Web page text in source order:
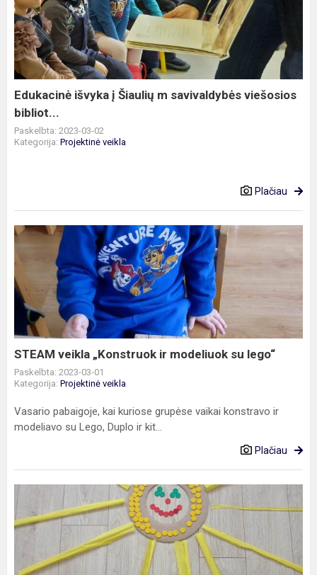
į
Šiaulių
m
savivaldybės
viešosios
bibliot...
Edukacinė išvyka į Šiaulių m savivaldybės viešosios
bibliot...
Paskelbta: 2023-03-02
Kategorija: Projektinė veikla
Plačiau
STEAM
„Konstruok
ir
modeliuok
lego“
STEAM veikla „Konstruok ir modeliuok su lego“
Paskelbta: 2023-03-01
Kategorija: Projektinė veikla
Vasario pabaigoje, kai kuriose grupėse vaikai konstravo ir
modeliavo su Lego, Duplo ir kit...
Plačiau
STEAM
veikla
,,Saulutei
saulute''